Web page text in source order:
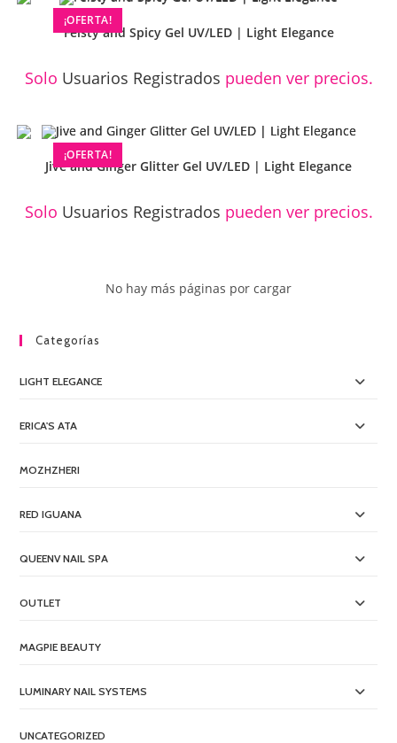
¡OFERTA!
Feisty and Spicy Gel UV/LED | Light Elegance
Solo Usuarios Registrados pueden ver precios.
¡OFERTA!
Jive and Ginger Glitter Gel UV/LED | Light Elegance
Solo Usuarios Registrados pueden ver precios.
No hay más páginas por cargar
Categorías
LIGHT ELEGANCE
ERICA'S ATA
MOZHZHERI
RED IGUANA
QUEENV NAIL SPA
OUTLET
MAGPIE BEAUTY
LUMINARY NAIL SYSTEMS
UNCATEGORIZED